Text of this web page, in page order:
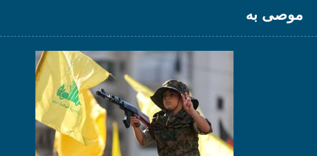
موصى به